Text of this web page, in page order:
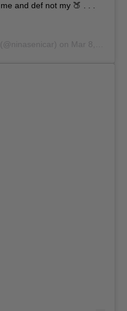
and def not my 🍑 . . .
(@ninasenicar) on Mar 8, 2019 at 10:07am PST